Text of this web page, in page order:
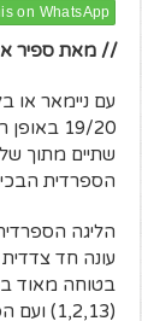
on WhatsApp
// מאת ספיר
19/20
שתיים מתוך
הספרדית
הליגה
עונה חד
בטוחה מאוד